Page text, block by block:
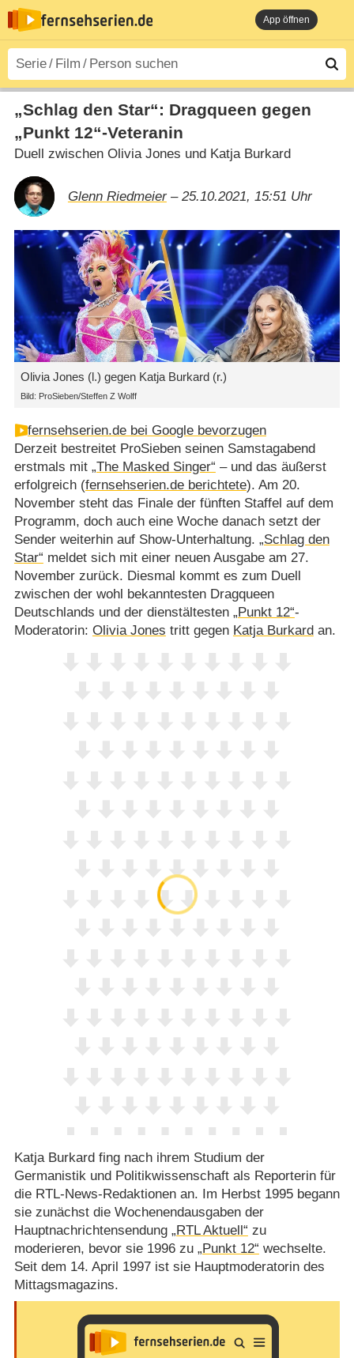
App öffnen
„Schlag den Star“: Dragqueen gegen
„Punkt 12“-Veteranin
Duell zwischen Olivia Jones und Katja Burkard
Glenn Riedmeier– 25.10.2021, 15:51 Uhr
Olivia Jones (l.) gegen Katja Burkard (r.)
Bild: ProSieben/Steffen Z Wolff
fernsehserien.de bei Google bevorzugen
Derzeit bestreitet ProSieben seinen Samstagabend
erstmals mit „The Masked Singer“ – und das äußerst
erfolgreich (fernsehserien.de berichtete). Am 20.
November steht das Finale der fünften Staffel auf dem
Programm, doch auch eine Woche danach setzt der
Sender weiterhin auf Show-Unterhaltung. „Schlag den
Star“ meldet sich mit einer neuen Ausgabe am 27.
November zurück. Diesmal kommt es zum Duell
zwischen der wohl bekanntesten Dragqueen
Deutschlands und der dienstältesten „Punkt 12“-
Moderatorin: Olivia Jones tritt gegen Katja Burkard an.
Katja Burkard fing nach ihrem Studium der
Germanistik und Politikwissenschaft als Reporterin für
die RTL-News-Redaktionen an. Im Herbst 1995 begann
sie zunächst die Wochenendausgaben der
Hauptnachrichtensendung „RTL Aktuell“ zu
moderieren, bevor sie 1996 zu „Punkt 12“ wechselte.
Seit dem 14. April 1997 ist sie Hauptmoderatorin des
Mittagsmagazins.